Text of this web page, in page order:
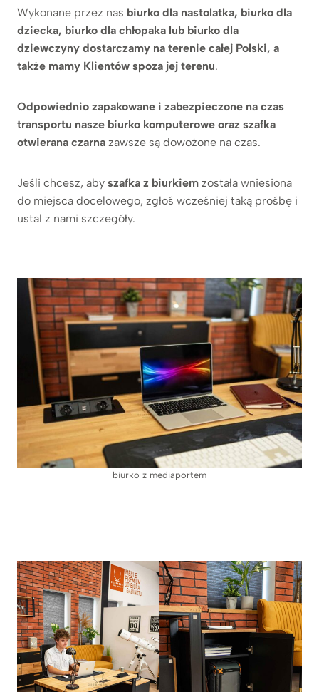
Wykonane przez nas biurko dla nastolatka, biurko dla
dziecka, biurko dla chłopaka lub biurko dla
dziewczyny dostarczamy na terenie całej Polski, a
także mamy Klientów spoza jej terenu.
Odpowiednio zapakowane i zabezpieczone na czas
transportu nasze biurko komputerowe oraz szafka
otwierana czarna zawsze są dowożone na czas.
Jeśli chcesz, aby szafka z biurkiem została wniesiona
do miejsca docelowego, zgłoś wcześniej taką prośbę i
ustal z nami szczegóły.
biurko z mediaportem